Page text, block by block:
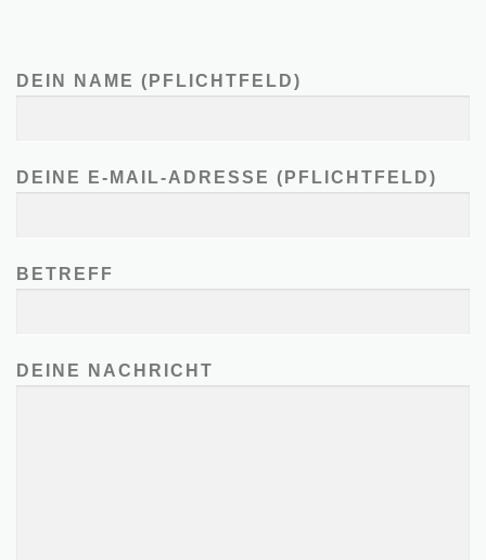
DEIN NAME (PFLICHTFELD)
DEINE E-MAIL-ADRESSE (PFLICHTFELD)
BETREFF
DEINE NACHRICHT